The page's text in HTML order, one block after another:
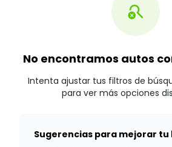
search_off
No encontramos autos
Intenta ajustar tus filtros de
para ver más opciones
Sugerencias para mejorar tu